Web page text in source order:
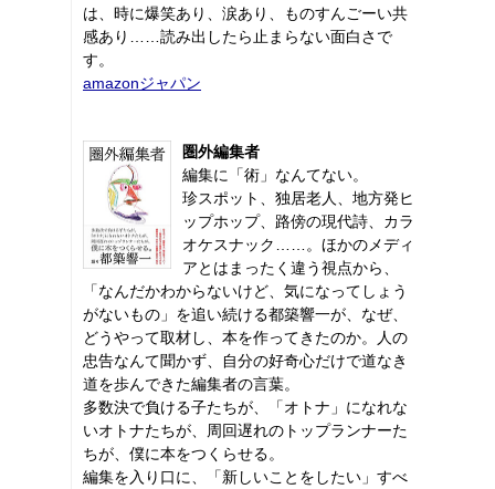
は、時に爆笑あり、涙あり、ものすんごーい共
感あり……読み出したら止まらない面白さで
す。
amazonジャパン
圏外編集者
編集に「術」なんてない。
珍スポット、独居老人、地方発ヒ
ップホップ、路傍の現代詩、カラ
オケスナック……。ほかのメディ
アとはまったく違う視点から、
「なんだかわからないけど、気になってしょう
がないもの」を追い続ける都築響一が、なぜ、
どうやって取材し、本を作ってきたのか。人の
忠告なんて聞かず、自分の好奇心だけで道なき
道を歩んできた編集者の言葉。
多数決で負ける子たちが、「オトナ」になれな
いオトナたちが、周回遅れのトップランナーた
ちが、僕に本をつくらせる。
編集を入り口に、「新しいことをしたい」すべ